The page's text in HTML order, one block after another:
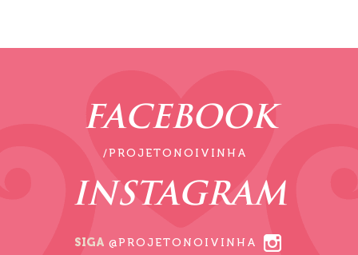
FACEBOOK
/PROJETONOIVINHA
INSTAGRAM
SIGA @PROJETONOIVINHA